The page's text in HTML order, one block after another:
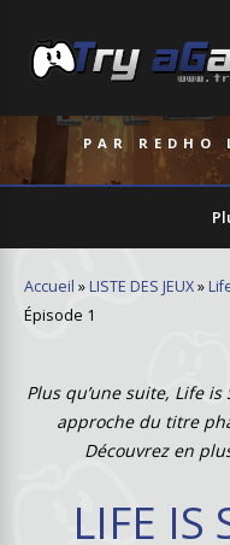
PAR REDHO
Accueil » LISTE DES JEUX»
Épisode 1
Plus qu’une suite, Life
approche du titre
Découvrez en
LIFE IS